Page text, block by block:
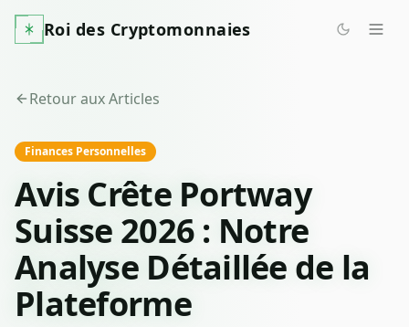
Roi des Cryptomonnaies
Retour aux Articles
Finances Personnelles
Avis Crête Portway
Suisse 2026 : Notre
Analyse Détaillée de la
Plateforme